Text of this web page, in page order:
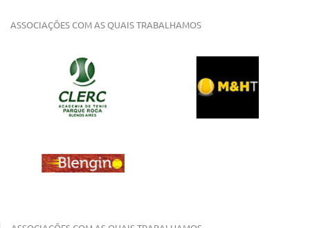
ASSOCIAÇÕES COM AS QUAIS TRABALHAMOS